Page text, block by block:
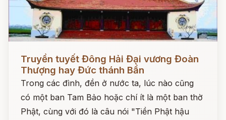
Đọc ngay
Truyền tuyết Đông Hải Đại vương Đoàn
Thượng hay Đức thánh Bần
Trong các đình, đền ở nước ta, lúc nào cũng
có một ban Tam Bảo hoặc chí ít là một ban thờ
Phật, cùng với đó là câu nói "Tiền Phật hậu